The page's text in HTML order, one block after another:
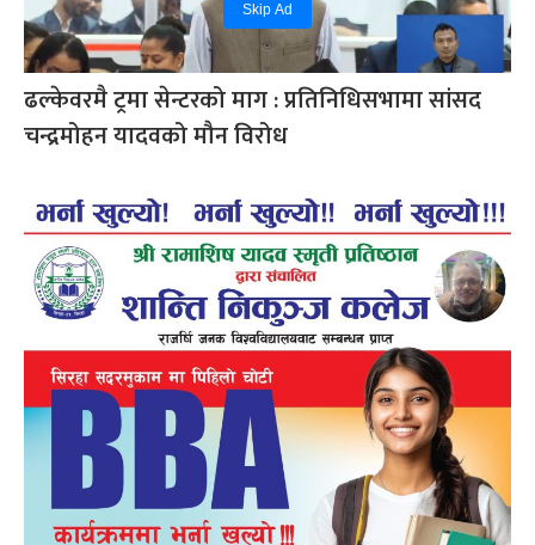
Skip Ad
ढल्केवरमै ट्रमा सेन्टरको माग : प्रतिनिधिसभामा सांसद
चन्द्रमोहन यादवको मौन विरोध